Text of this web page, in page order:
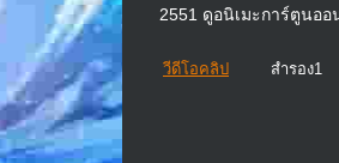
2551 ดูอนิเมะการ์ตูนอ
วีดีโอคลิป สำรอง1